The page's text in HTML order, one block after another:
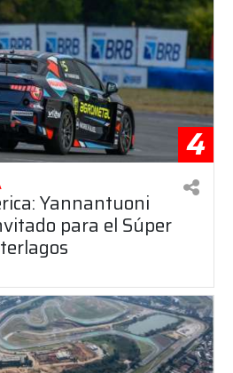
4
Yannantuoni
para el Súper